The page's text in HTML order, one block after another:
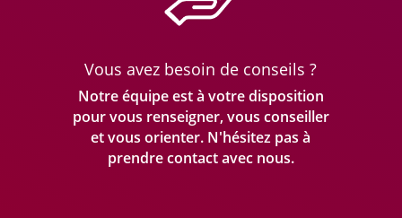
Vous avez besoin de conseils ?
Notre équipe est à votre disposition
pour vous renseigner, vous conseiller
et vous orienter. N'hésitez pas à
prendrecontact avec nous.